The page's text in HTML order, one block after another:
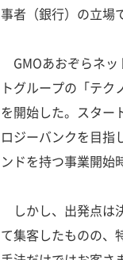
事者（銀行）の立場
GMOあおぞらネッ
トグループの「テ
を開始した。スター
ロジーバンクを目指
ンドを持つ事業開始
しかし、出発点は
て集客したものの、